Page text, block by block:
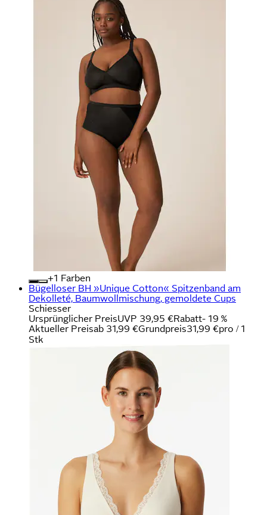
+
Farben
Bügelloser BH »Unique Cotton« Spitzenband am
Dekolleté, Baumwollmischung, gemoldete Cups
Schiesser
Ursprünglicher PreisUVP 39,95 €Rabatt- 19 %
Aktueller Preisab 31,99 €Grundpreis31,99 €pro / 1
Stk